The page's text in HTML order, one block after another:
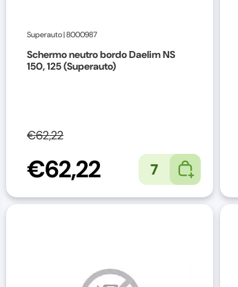
Superauto|8000987
Schermo neutro bordo Daelim NS
150, 125 (Superauto)
€62,22
€62,22 7